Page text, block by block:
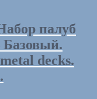
палуб
decks.